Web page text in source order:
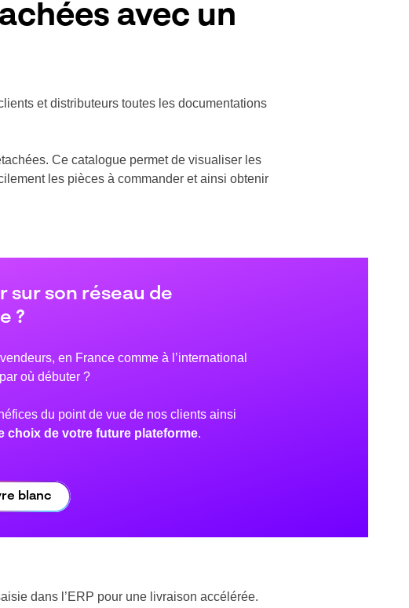
avec un
et distributeurs toutes les documentations
Ce catalogue permet de visualiser les
les pièces à commander et ainsi obtenir
sur son réseau de
?
en France comme à l’international
où débuter ?
du point de vue de nos clients ainsi
choix de votre future plateforme.
blanc
dans l’ERP pour une livraison accélérée.